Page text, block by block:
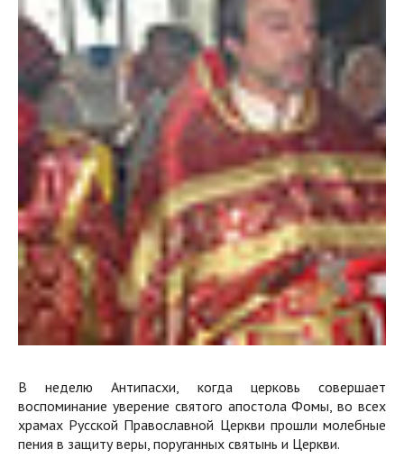
В неделю Антипасхи, когда церковь совершает
воспоминание уверение святого апостола Фомы, во всех
храмах Русской Православной Церкви прошли молебные
пения в защиту веры, поруганных святынь и Церкви.